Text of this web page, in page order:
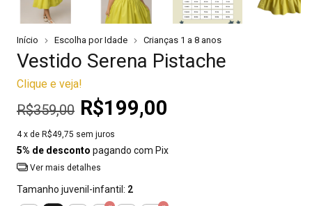
Início Escolha por Idade Crianças 1 a 8 anos
Vestido Serena Pistache
Clique e veja!
R$359,00 R$199,00
4 x de R$49,75 sem juros
5% de desconto pagando com Pix
Ver mais detalhes
Tamanho juvenil-infantil: 2